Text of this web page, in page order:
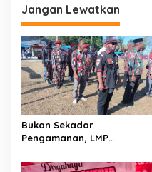
a
s
i
p
o
s
Jangan Lewatkan
Bukan Sekadar
Pengamanan, LMP
Wajah Sinergitas di